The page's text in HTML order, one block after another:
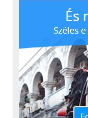
Nem maradt ki a
alkalmazás
listák szerint
Van FM-rádió is,
fülhallgatót kell
Ahogyan azt már a
említettem, az